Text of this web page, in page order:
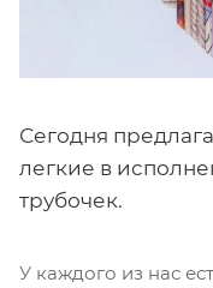
Сегодня
легкие в
трубочек.
У каждого из нас